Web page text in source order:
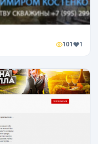
101 1